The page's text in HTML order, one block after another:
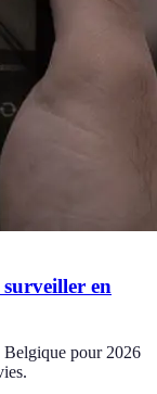
surveiller en
Belgique pour 2026